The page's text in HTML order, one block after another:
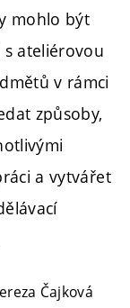
mohlo být
ateliérovou
v rámci
způsoby,
a vytvářet
Čajková